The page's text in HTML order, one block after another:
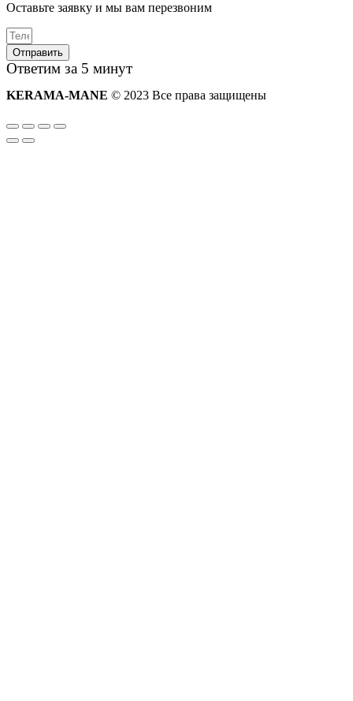
Оставьте заявку и мы вам перезвоним
Отправить
Ответим за 5 минут
KERAMA-MANE © 2023 Все права защищены